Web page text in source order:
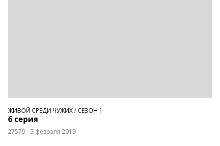
ЖИВОЙ СРЕДИ ЧУЖИХ/ СЕЗОН 1
6 серия
27579 5 февраля 2019